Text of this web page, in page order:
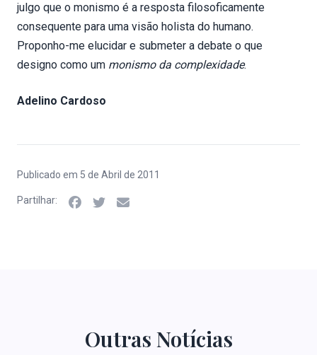
julgo que o monismo é a resposta filosoficamente
consequente para uma visão holista do humano.
Proponho-me elucidar e submeter a debate o que
designo como um monismo da complexidade.
Adelino Cardoso
Publicado em 5 de Abril de 2011
Partilhar:
Outras Notícias